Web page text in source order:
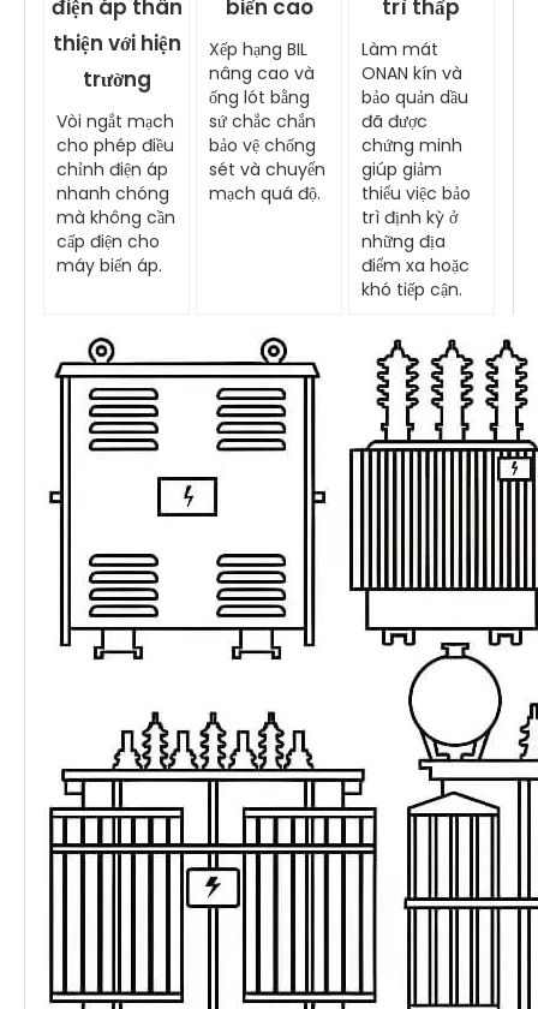
điện áp thân
thiện với hiện
trường
Vòi ngắt mạch
cho phép điều
chỉnh điện áp
nhanh chóng
mà không cần
cấp điện cho
máy biến áp.
biến cao
Xếp hạng BIL
nâng cao và
ống lót bằng
sứ chắc chắn
bảo vệ chống
sét và chuyển
mạch quá độ.
trì thấp
Làm mát
ONAN kín và
bảo quản dầu
đã được
chứng minh
giúp giảm
thiểu việc bảo
trì định kỳ ở
những địa
điểm xa hoặc
khó tiếp cận.